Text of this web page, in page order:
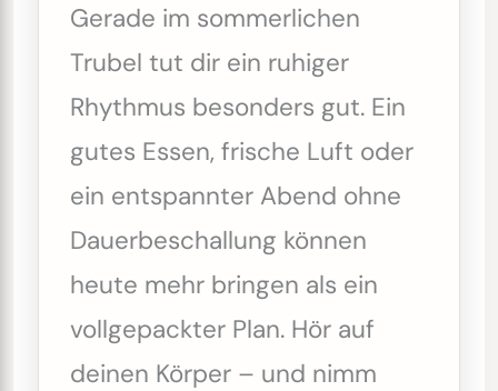
Gerade im sommerlichen
Trubel tut dir ein ruhiger
Rhythmus besonders gut. Ein
gutes Essen, frische Luft oder
ein entspannter Abend ohne
Dauerbeschallung können
heute mehr bringen als ein
vollgepackter Plan. Hör auf
deinen Körper – und nimm